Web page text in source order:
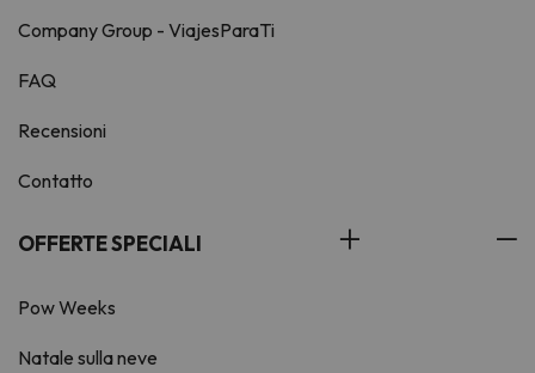
Company Group - ViajesParaTi
FAQ
Recensioni
Contatto
OFFERTE SPECIALI
Pow Weeks
Natale sulla neve